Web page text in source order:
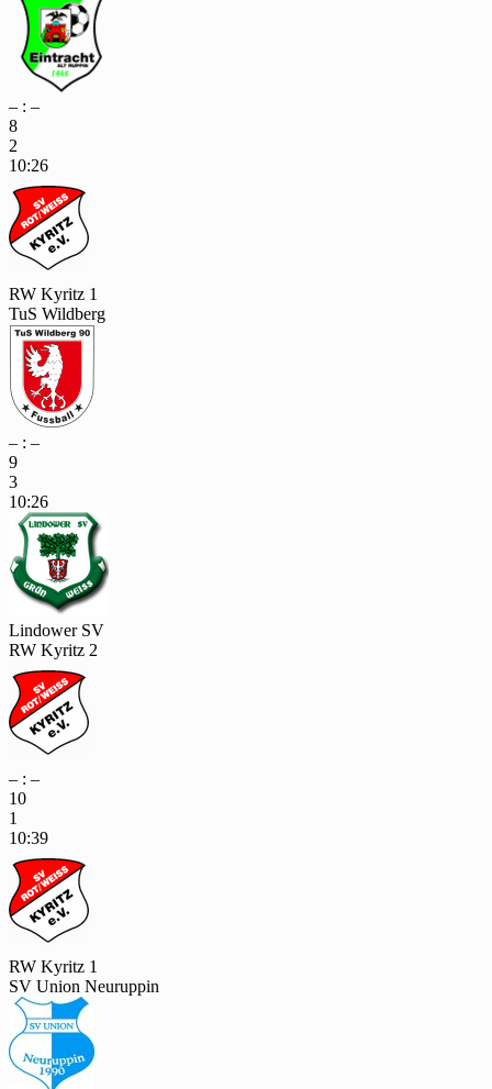
– : –
8
2
10:26
RW Kyritz 1
TuS Wildberg
– : –
9
3
10:26
Lindower SV
RW Kyritz 2
– : –
10
1
10:39
RW Kyritz 1
SV Union Neuruppin